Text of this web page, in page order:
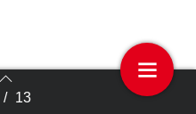
/ 13